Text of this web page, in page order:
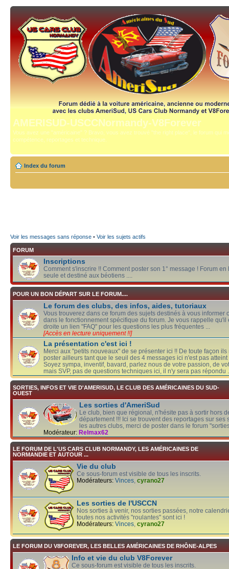
AMERISUD-USCCNormandy-V8Forever
Vous avez une "américaine" ? Bravo, vous avez trouvé "the right place", le forum qui
compétence, reportages et technique.
Index du forum
Voir les messages sans réponse • Voir les sujets actifs
FORUM
Inscriptions
Comment s'inscrire !! Comment poster son 1° message ! Forum en
seule et destiné aux béotiens ....
POUR UN BON DÉPART SUR LE FORUM....
Le forum des clubs, des infos, aides, tutoriaux
Vous trouverez dans ce forum des sujets destinés à vous informer
dans le fonctionnement spécifique du forum. Je vous rappelle qu'il
droite un lien "FAQ" pour les questions les plus fréquentes ...
[Accès en lecture uniquement !!]
La présentation c'est ici !
Merci aux "petits nouveaux" de se présenter ici !! De toute façon ils
poster ailleurs tant que le seuil des 4 messages ici n'est pas atteint
Soyez sympa, inventif, bavard, parlez nous de votre passion, de
mais SVP, pas de questions techniques ici, il n'y sera pas répondu
SORTIES, INFOS ET VIE D'AMERISUD, LE CLUB DES AMÉRICAINES DU SUD-
OUEST
Les sorties d'AmeriSud
Le club, bien que régional, n'hésite pas à sortir hors
département !!! Ici se trouvent des reportages sur ses
les autres clubs, merci de poster dans le forum
Modérateur: Relmax62
LE FORUM DE L'US CARS CLUB NORMANDY, LES AMÉRICAINES DE
NORMANDIE ET AUTOUR ...
Vie du club
Ce sous-forum est visible de tous les inscrits.
Modérateurs: Vinces cyrano27
Les sorties de l'USCCN
Nos sorties à venir, nos sorties passées, notre
toutes nos activités "roulantes" sont ici !
Modérateurs: Vinces cyrano27
LE FORUM DU V8FOREVER, LES BELLES AMÉRICAINES DE RHÔNE-ALPES
Info et vie du club V8Forever
Ce sous-forum est visible de tous les inscrits.